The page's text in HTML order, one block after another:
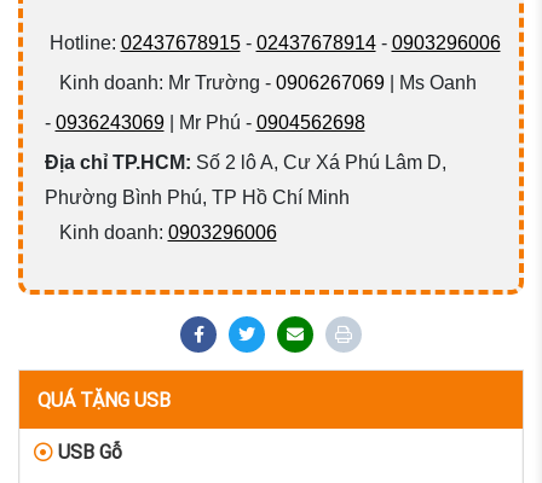
Hotline: 02437678915- 02437678914- 0903296006
Kinh doanh: Mr Trường - 0906267069| Ms Oanh
- 0936243069| Mr Phú - 0904562698
Địa chỉ TP.HCM: Số 2 lô A, Cư Xá Phú Lâm D,
Phường Bình Phú, TP Hồ Chí Minh
Kinh doanh: 0903296006
QUÁ TẶNG USB
USB Gỗ